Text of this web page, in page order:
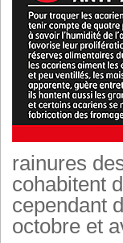
rainures
cohabitent
cependant
octobre et